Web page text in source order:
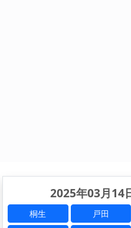
2025年03月14
桐生 戸田